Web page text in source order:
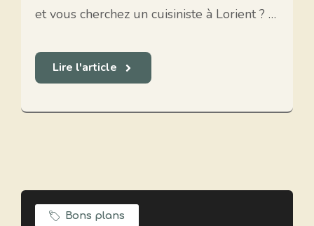
et vous cherchez un cuisiniste à Lorient ? …
Lire l'article
Bons plans